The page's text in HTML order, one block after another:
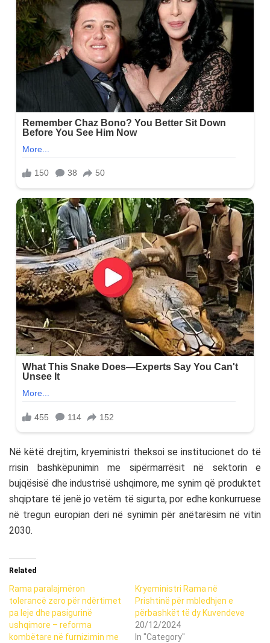
Në këtë drejtim, kryeministri theksoi se institucionet do të
rrisin bashkëpunimin me sipërmarrësit në sektorin e
bujqësisë dhe industrisë ushqimore, me synim që produktet
shqiptare të jenë jo vetëm të sigurta, por edhe konkurruese
në tregun europian deri në synimin për anëtarësim në vitin
2030.
Related
Rama paralajmëron
tolerancë zero për ndërtimet
pa leje dhe pasigurinë
ushqimore – reforma
kombëtare në furnizimin me
Kryeministri Rama në
Prishtinë për mbledhjen e
përbashkët të dy Kuvendeve
20/12/2024
In "Category"